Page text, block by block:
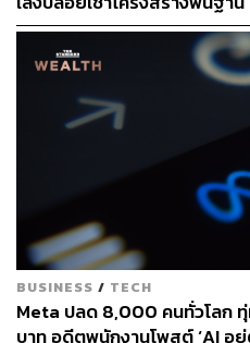
หลายร้อยล้านคนอยู่แล้ว
“Meta จำเป็นต้องพลิกธุรกิจ” นั
Intelligence กล่าว “ครั้งหนึ่ง
เข้ามาปฏิวัติเปลี่ยนวิธีการสื่
ตลาดโต้ตอบกับผู้บริโภค แต่วั
นวัตกรรมใหม่อีกต่อไป”
ภาพ: Chip Somodevilla / Getty
อ้างอิง:
https://
7/mark-zuckerberg-net-
bles-more-than-100-
BUSINESS / TECH
Meta ปลด 8,000 คนทั่วโลก ทุ่
บาท อดีตพนักงานโพสต์ ‘AI อ